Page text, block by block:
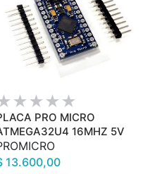
PRO MICRO
16MHZ 5V
13.600,00